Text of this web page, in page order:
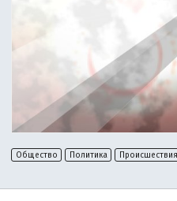
Общество Политика Происшествия